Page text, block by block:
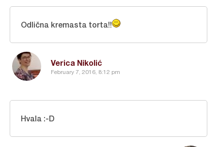
Verica Nikolić
February 7, 2016, 8:12 pm
Odlična kremasta torta!!
Hvala :-D